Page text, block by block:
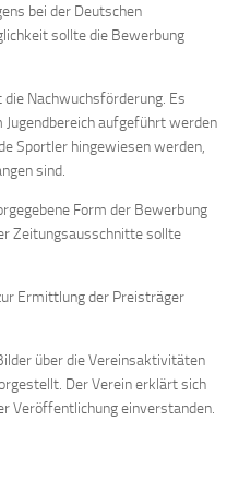
bei der Deutschen
sollte die Bewerbung
Nachwuchsförderung. Es
aufgeführt werden
Sportler hingewiesen werden,
sind.
Form der Bewerbung
Zeitungsausschnitte sollte
Ermittlung der Preisträger
über die Vereinsaktivitäten
Der Verein erklärt sich
Veröffentlichung einverstanden.